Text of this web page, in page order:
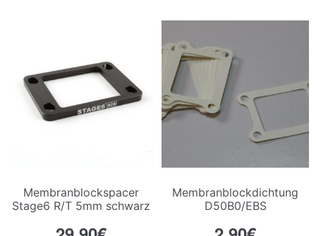
Membranblockspacer
Stage6 R/T 5mm schwarz
Membranblockdichtung
D50B0/EBS